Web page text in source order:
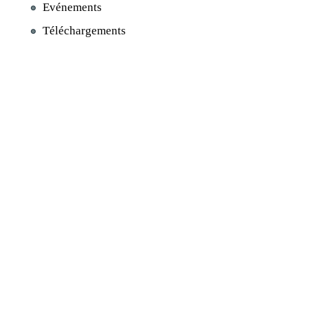
Evénements
Téléchargements